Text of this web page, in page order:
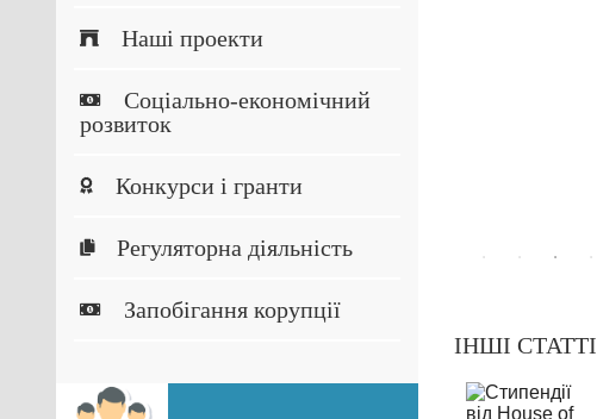
Наші проекти
Соціально-економічний
розвиток
Конкурси і гранти
Регуляторна діяльність
Запобігання корупції
ІНШІ СТАТТІ